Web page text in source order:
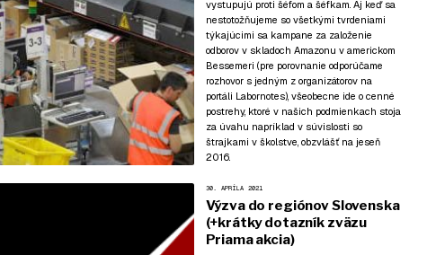
vystupujú proti šéfom a šéfkam. Aj keď sa
nestotožňujeme so všetkými tvrdeniami
týkajúcimi sa kampane za založenie
odborov v skladoch Amazonu v americkom
Bessemeri (pre porovnanie odporúčame
rozhovor s jedným z organizátorov na
portáli Labornotes), všeobecne ide o cenné
postrehy, ktoré v našich podmienkach stoja
za úvahu napríklad v súvislosti so
štrajkami v školstve, obzvlášť na jeseň
2016.
30. APRÍLA 2021
Výzva do regiónov Slovenska
(+krátky dotazník zväzu
Priama akcia)